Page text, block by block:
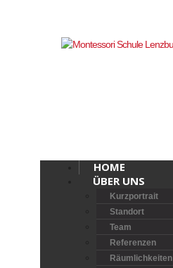
HOME
ÜBER UNS
Kurzportrait
Standort
Team
Referenzen
Räumlichkeiten